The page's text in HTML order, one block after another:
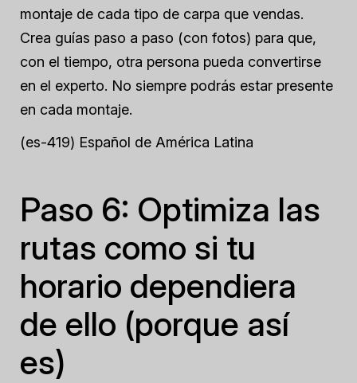
montaje de cada tipo de carpa que vendas.
Crea guías paso a paso (con fotos) para que,
con el tiempo, otra persona pueda convertirse
en el experto. No siempre podrás estar presente
en cada montaje.
(es-419) Español de América Latina
Paso 6: Optimiza las
rutas como si tu
horario dependiera
de ello (porque así
es)